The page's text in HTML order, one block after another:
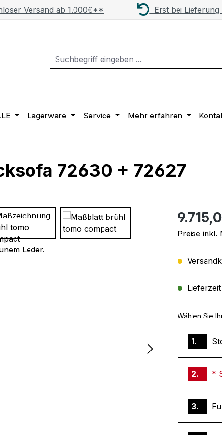
Versand ab 1.000€** Erst bei Lieferung
Lagerware Service Mehr erfahren
72630 + 72627
Regulärer
Preise inkl.
Wählen Sie
1.
2. *
3.